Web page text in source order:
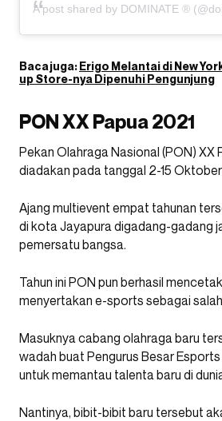
A post shared by DOMINATE ®
Baca juga:Erigo Melantai di New
up Store-nya Dipenuhi Pengunjung
PON XX Papua 2021
Pekan Olahraga Nasional (PON) XX
diadakan pada tanggal 2-15
Ajang multievent empat tahunan
di kota Jayapura digadang-gadang
pemersatu bangsa.
Tahun ini PON pun berhasil
menyertakan e-sports sebagai
Masuknya cabang olahraga baru
wadah buat Pengurus Besar Esports
untuk memantau talenta baru di
Nantinya, bibit-bibit baru tersebut